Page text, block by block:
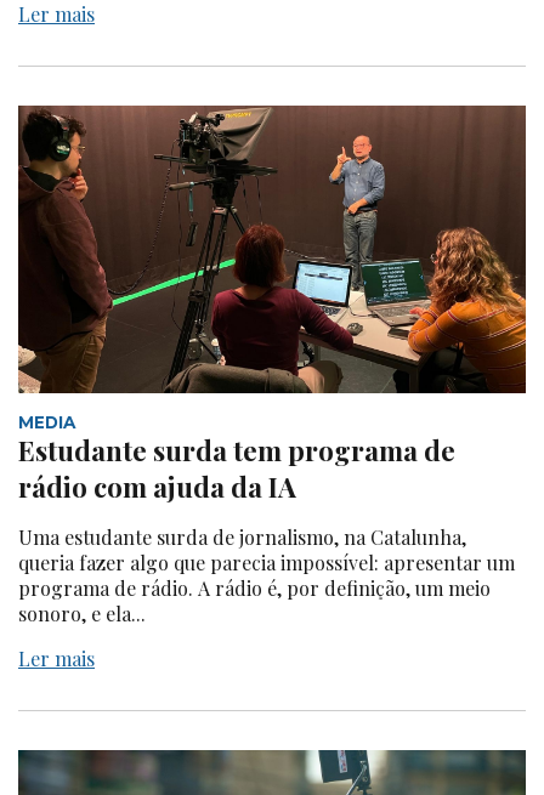
Ler mais
MEDIA
Estudante surda tem programa de
rádio com ajuda da IA
Uma estudante surda de jornalismo, na Catalunha,
queria fazer algo que parecia impossível: apresentar um
programa de rádio. A rádio é, por definição, um meio
sonoro, e ela...
Ler mais